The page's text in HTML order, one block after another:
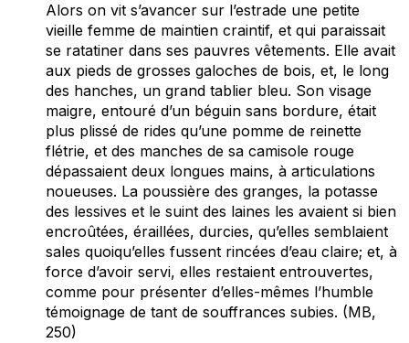
Alors on vit s’avancer sur l’estrade une petite
vieille femme de maintien craintif, et qui paraissait
se ratatiner dans ses pauvres vêtements. Elle avait
aux pieds de grosses galoches de bois, et, le long
des hanches, un grand tablier bleu. Son visage
maigre, entouré d’un béguin sans bordure, était
plus plissé de rides qu’une pomme de reinette
flétrie, et des manches de sa camisole rouge
dépassaient deux longues mains, à articulations
noueuses. La poussière des granges, la potasse
des lessives et le suint des laines les avaient si bien
encroûtées, éraillées, durcies, qu’elles semblaient
sales quoiqu’elles fussent rincées d’eau claire; et, à
force d’avoir servi, elles restaient entrouvertes,
comme pour présenter d’elles-mêmes l’humble
témoignage de tant de souffrances subies. (MB,
250)